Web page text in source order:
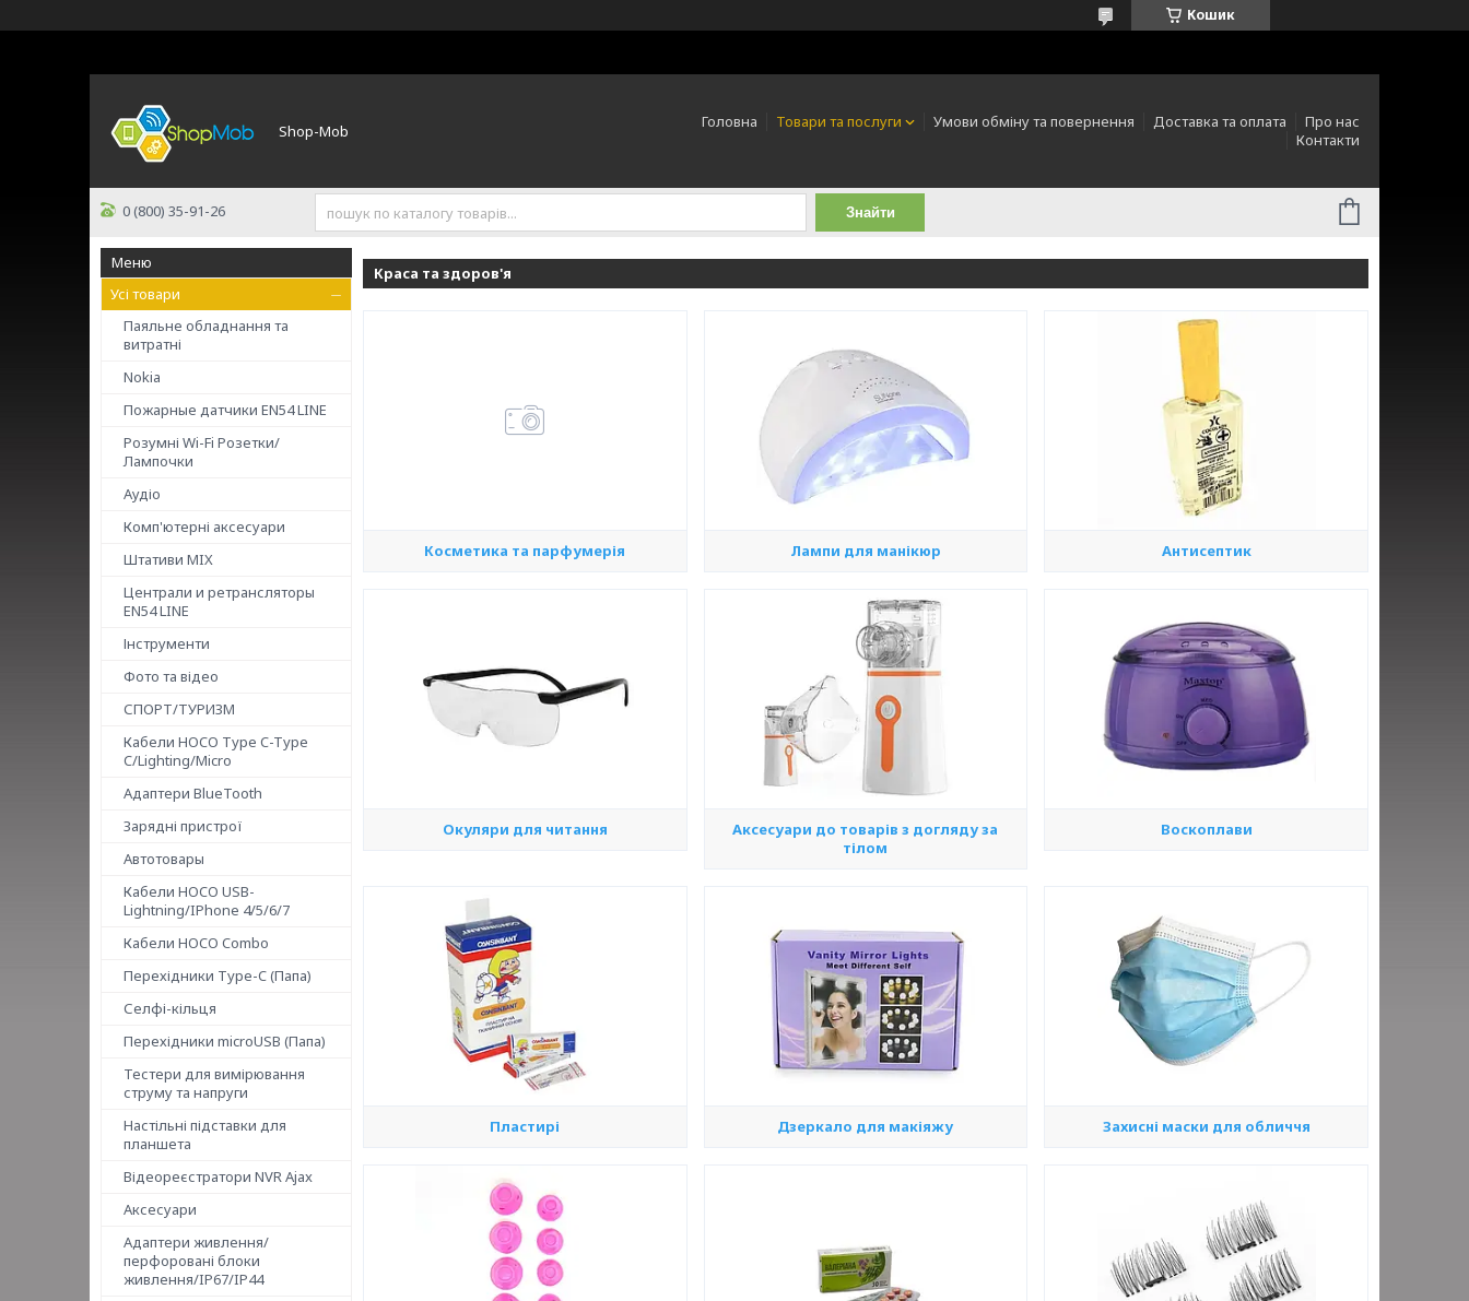
Кошик
Shop-Mob Головна Товари та послуги Умови обміну та повернення Доставка та оплата
Про нас
Контакти
0 (800) 35-91-26 Знайти
Усі товари
Паяльне обладнання та
витратні
Nokia
Пожарные датчики ЕN54 LINE
Розумні Wi-Fi Розетки/
Лампочки
Аудіо
Комп'ютерні аксесуари
Штативи MIX
Централи и ретрансляторы
EN54 LINE
Інструменти
Фото та відео
СПОРТ/ТУРИЗМ
Кабели HOCO Type C-Type
C/Lighting/Micro
Адаптери BlueTooth
Зарядні пристрої
Автотовары
Кабели HOCO USB-
Lightning/IPhone 4/5/6/7
Кабели HOCO Combo
Перехідники Type-C (Папа)
Селфі-кільця
Перехідники microUSB (Папа)
Тестери для вимірювання
струму та напруги
Настільні підставки для
планшета
Відеореєстратори NVR Ajax
Аксесуари
Адаптери живлення/
перфоровані блоки
живлення/IP67/IP44
Краса та здоров'я
Косметика та парфумерія Лампи для манікюр Антисептик
Окуляри для читання
Аксесуари до товарів з догляду за
тілом
Воскоплави
Пластирі Дзеркало для макіяжу Захисні маски для обличчя